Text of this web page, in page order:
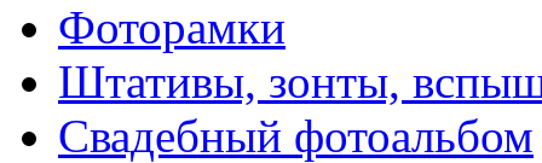
Фоторамки
Штативы, зонты,
Свадебный фотоальбом